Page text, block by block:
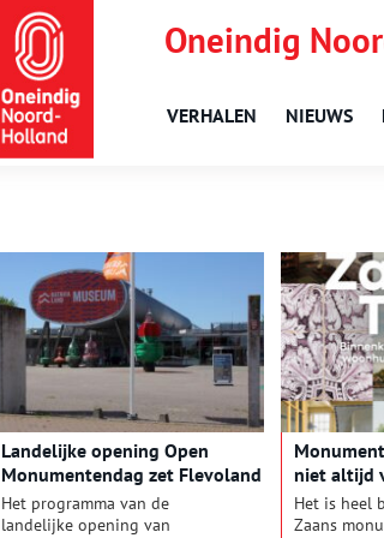
Oneindig
VERHALEN NIEUWS
Landelijke opening Open
Monumentendag zet Flevoland
in de schijnwerpers
Het programma van de
landelijke opening van
niet altijd
Het is heel
Zaans